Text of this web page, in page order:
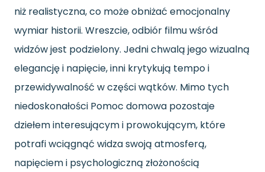
niż realistyczna, co może obniżać emocjonalny
wymiar historii. Wreszcie, odbiór filmu wśród
widzów jest podzielony. Jedni chwalą jego wizualną
elegancję i napięcie, inni krytykują tempo i
przewidywalność w części wątków. Mimo tych
niedoskonałości Pomoc domowa pozostaje
dziełem interesującym i prowokującym, które
potrafi wciągnąć widza swoją atmosferą,
napięciem i psychologiczną złożonością